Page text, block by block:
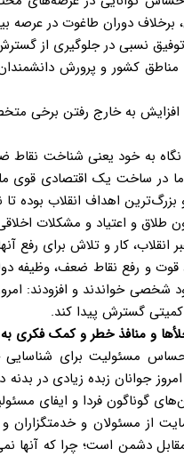
برخلاف دوران طاغوت در
نسبی در جلوگیری از
کشور و پرورش
به خارج رفتن برخی
به خود یعنی شناخت نقاط
ما در ساخت یک اقتصادی قوی
اهداف انقلاب بوده
و اعتیاد و مشکلات
کار و تلاش برای رفع
و رفع نقاط ضعف، وظیفه
خواندند و افزودند: امروز
گسترش پیدا کند.
و منافذ خطر و کمک فکری
مسئولیت برای
جوانان زبده زیادی در
گوناگون فردا و ایفای
از مسئولان و خدمتگزاران
دشمن است؛ چرا که آنها